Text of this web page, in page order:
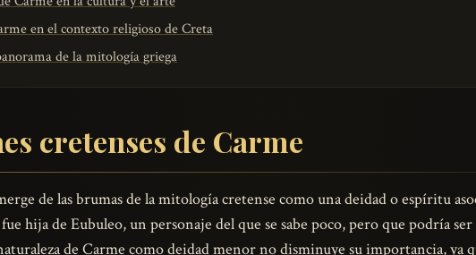
en el contexto religioso de Creta
de la mitología griega
cretenses de Carme
de las brumas de la mitología cretense como una deidad o espíritu
hija de Eubuleo, un personaje del que se sabe poco, pero que podría
de Carme como deidad menor no disminuye su importancia, ya